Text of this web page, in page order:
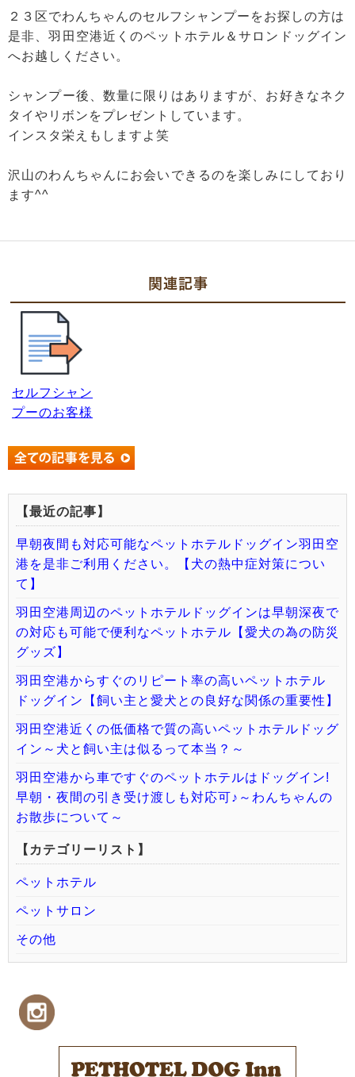
２３区でわんちゃんのセルフシャンプーをお探しの方は
是非、羽田空港近くのペットホテル＆サロンドッグイン
へお越しください。
シャンプー後、数量に限りはありますが、お好きなネク
タイやリボンをプレゼントしています。
インスタ栄えもしますよ笑
沢山のわんちゃんにお会いできるのを楽しみにしており
ます^^
関連記事
セルフシャン
プーのお客様
【最近の記事】
早朝夜間も対応可能なペットホテルドッグイン羽田空
港を是非ご利用ください。【犬の熱中症対策につい
て】
羽田空港周辺のペットホテルドッグインは早朝深夜で
の対応も可能で便利なペットホテル【愛犬の為の防災
グッズ】
羽田空港からすぐのリピート率の高いペットホテル
ドッグイン【飼い主と愛犬との良好な関係の重要性】
羽田空港近くの低価格で質の高いペットホテルドッグ
イン～犬と飼い主は似るって本当？～
羽田空港から車ですぐのペットホテルはドッグイン!
早朝・夜間の引き受け渡しも対応可♪～わんちゃんの
お散歩について～
【カテゴリーリスト】
ペットホテル
ペットサロン
その他